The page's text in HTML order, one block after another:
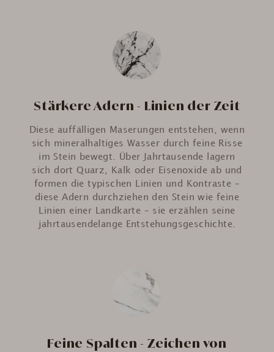
Stärkere Adern - Linien der Zeit
Diese auffälligen Maserungen entstehen, wenn
sich mineralhaltiges Wasser durch feine Risse
im Stein bewegt. Über Jahrtausende lagern
sich dort Quarz, Kalk oder Eisenoxide ab und
formen die typischen Linien und Kontraste –
diese Adern durchziehen den Stein wie feine
Linien einer Landkarte – sie erzählen seine
jahrtausendelange Entstehungsgeschichte.
Feine Spalten - Zeichen von